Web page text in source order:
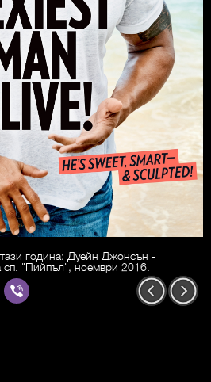
година: Дуейн Джонсън -
сп. "Пийпъл", ноември 2016.